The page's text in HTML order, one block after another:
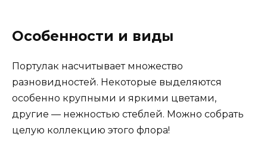
Особенности и виды
Портулак насчитывает множество
разновидностей. Некоторые выделяются
особенно крупными и яркими цветами,
другие — нежностью стеблей. Можно собрать
целую коллекцию этого флора!